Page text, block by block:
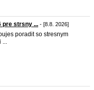
pre strsny ... - [8.8. 2026]
poradit so stresnym
...